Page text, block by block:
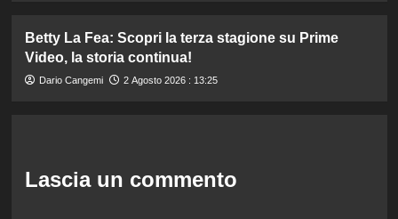
Betty La Fea: Scopri la terza stagione su Prime
Video, la storia continua!
Dario Cangemi 2 Agosto 2026 : 13:25
Lascia un commento